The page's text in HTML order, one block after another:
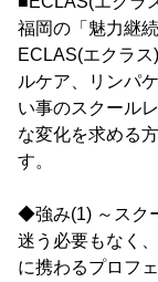
福岡の「魅力継
ECLAS(エクラ
ルケア、リンパ
い事のスクール
な変化を求める
す。
◆強み(1) ～スク
迷う必要もなく
に携わるプロフ